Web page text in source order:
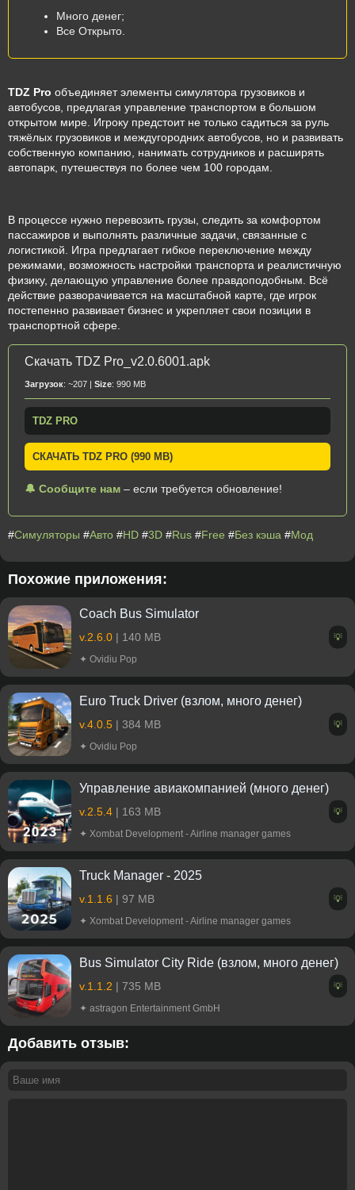
Много денег;
Все Открыто.
TDZ Pro объединяет элементы симулятора грузовиков и
автобусов, предлагая управление транспортом в большом
открытом мире. Игроку предстоит не только садиться за руль
тяжёлых грузовиков и междугородних автобусов, но и развивать
собственную компанию, нанимать сотрудников и расширять
автопарк, путешествуя по более чем 100 городам.
В процессе нужно перевозить грузы, следить за комфортом
пассажиров и выполнять различные задачи, связанные с
логистикой. Игра предлагает гибкое переключение между
режимами, возможность настройки транспорта и реалистичную
физику, делающую управление более правдоподобным. Всё
действие разворачивается на масштабной карте, где игрок
постепенно развивает бизнес и укрепляет свои позиции в
транспортной сфере.
Скачать TDZ Pro_v2.0.6001.apk
Загрузок: ~207 | Size: 990 MB
TDZ PRO
СКАЧАТЬ TDZ PRO (990 MB)
🔔 Сообщите нам – если требуется обновление!
#Симуляторы #Авто #HD #3D #Rus #Free #Без кэша #Мод
Похожие приложения:
Coach Bus Simulator
v.2.6.0 | 140 MB
✦ Ovidiu Pop
💡
Euro Truck Driver (взлом, много денег)
v.4.0.5 | 384 MB
✦ Ovidiu Pop
💡
Управление авиакомпанией (много денег)
v.2.5.4 | 163 MB
✦ Xombat Development - Airline manager games
💡
Truck Manager - 2025
v.1.1.6 | 97 MB
✦ Xombat Development - Airline manager games
💡
Bus Simulator City Ride (взлом, много денег)
v.1.1.2 | 735 MB
✦ astragon Entertainment GmbH
💡
Добавить отзыв: